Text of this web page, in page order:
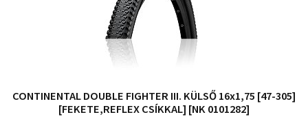
CONTINENTAL DOUBLE FIGHTER III. KÜLSŐ 16x1,75 [47-305]
[FEKETE,REFLEX CSÍKKAL] [NK 0101282]